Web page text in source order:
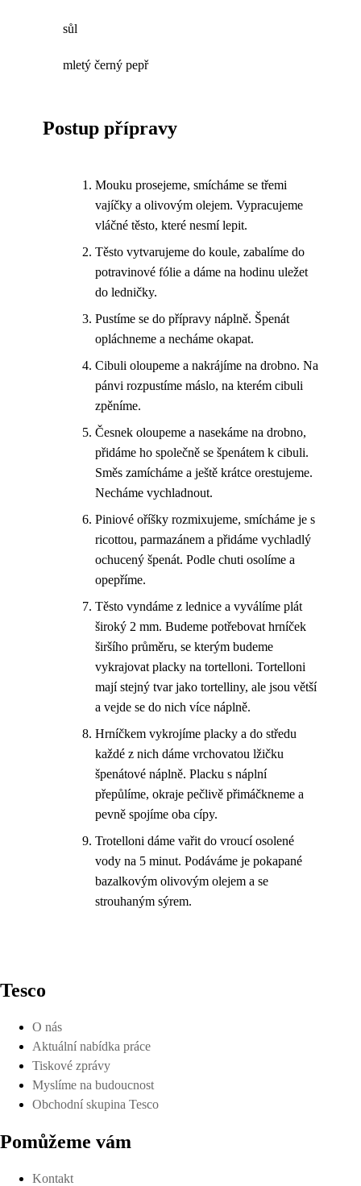
sůl
mletý černý pepř
Postup přípravy
Mouku prosejeme, smícháme se třemi
vajíčky a olivovým olejem. Vypracujeme
vláčné těsto, které nesmí lepit.
Těsto vytvarujeme do koule, zabalíme do
potravinové fólie a dáme na hodinu uležet
do ledničky.
Pustíme se do přípravy náplně. Špenát
opláchneme a necháme okapat.
Cibuli oloupeme a nakrájíme na drobno. Na
pánvi rozpustíme máslo, na kterém cibuli
zpěníme.
Česnek oloupeme a nasekáme na drobno,
přidáme ho společně se špenátem k cibuli.
Směs zamícháme a ještě krátce orestujeme.
Necháme vychladnout.
Piniové oříšky rozmixujeme, smícháme je s
ricottou, parmazánem a přidáme vychladlý
ochucený špenát. Podle chuti osolíme a
opepříme.
Těsto vyndáme z lednice a vyválíme plát
široký 2 mm. Budeme potřebovat hrníček
širšího průměru, se kterým budeme
vykrajovat placky na tortelloni. Tortelloni
mají stejný tvar jako tortelliny, ale jsou větší
a vejde se do nich více náplně.
Hrníčkem vykrojíme placky a do středu
každé z nich dáme vrchovatou lžičku
špenátové náplně. Placku s náplní
přepůlíme, okraje pečlivě přimáčkneme a
pevně spojíme oba cípy.
Trotelloni dáme vařit do vroucí osolené
vody na 5 minut. Podáváme je pokapané
bazalkovým olivovým olejem a se
strouhaným sýrem.
Tesco
O nás
Aktuální nabídka práce
Tiskové zprávy
Myslíme na budoucnost
Obchodní skupina Tesco
Pomůžeme vám
Kontakt